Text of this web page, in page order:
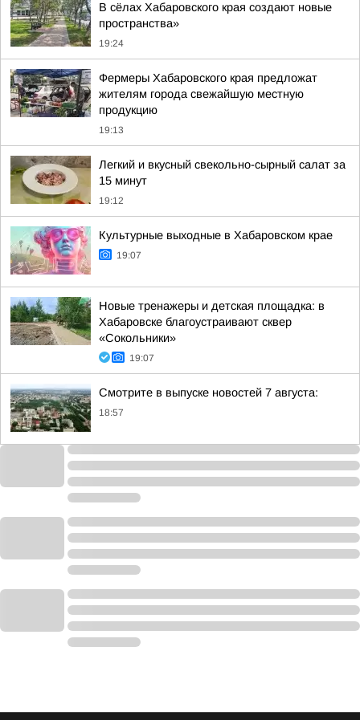
В сёлах Хабаровского края создают новые
пространства»
19:24
Фермеры Хабаровского края предложат
жителям города свежайшую местную
продукцию
19:13
Легкий и вкусный свекольно-сырный салат за
15 минут
19:12
Культурные выходные в Хабаровском крае
19:07
Новые тренажеры и детская площадка: в
Хабаровске благоустраивают сквер
«Сокольники»
19:07
Смотрите в выпуске новостей 7 августа:
18:57